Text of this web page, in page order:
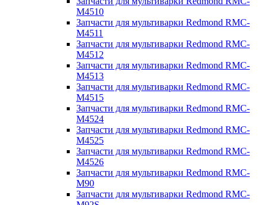
M4510
Запчасти для мультиварки Redmond RMC-
M4511
Запчасти для мультиварки Redmond RMC-
M4512
Запчасти для мультиварки Redmond RMC-
M4513
Запчасти для мультиварки Redmond RMC-
M4515
Запчасти для мультиварки Redmond RMC-
M4524
Запчасти для мультиварки Redmond RMC-
M4525
Запчасти для мультиварки Redmond RMC-
M4526
Запчасти для мультиварки Redmond RMC-
M90
Запчасти для мультиварки Redmond RMC-